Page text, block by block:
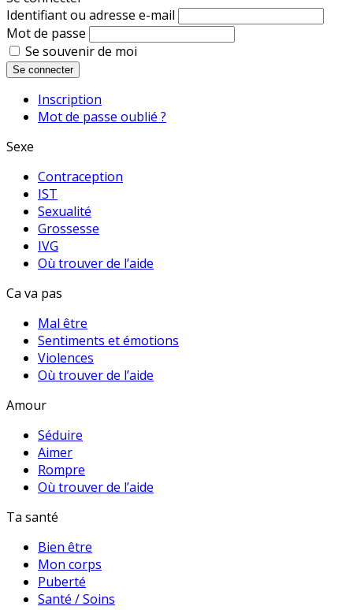
Identifiant ou adresse e-mail
Mot de passe
Se souvenir de moi
Se connecter
Inscription
Mot de passe oublié ?
Sexe
Contraception
IST
Sexualité
Grossesse
IVG
Où trouver de l’aide
Ca va pas
Mal être
Sentiments et émotions
Violences
Où trouver de l’aide
Amour
Séduire
Aimer
Rompre
Où trouver de l’aide
Ta santé
Bien être
Mon corps
Puberté
Santé / Soins